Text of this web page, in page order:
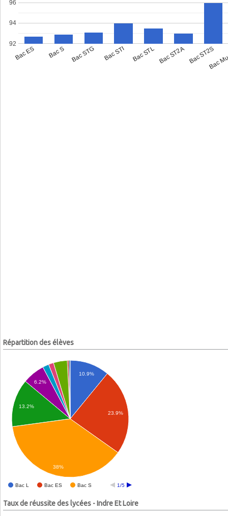
Bac ES Bac S Bac STG Bac STI Bac STL Bac ST2A Bac ST2SBac
92
94
96
Répartition des élèves
Bac L Bac ES Bac S 1/5
10.9%
23.9%
6.2%
13.2%
38%
Taux de réussite des lycées - Indre Et Loire